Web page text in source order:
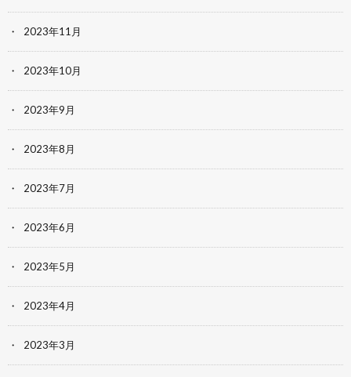
2023年11月
2023年10月
2023年9月
2023年8月
2023年7月
2023年6月
2023年5月
2023年4月
2023年3月